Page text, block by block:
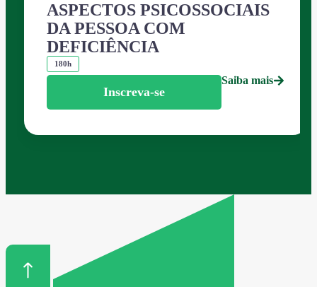
ASPECTOS PSICOSSOCIAIS
DA PESSOA COM
DEFICIÊNCIA
180h
Inscreva-se
Saiba mais